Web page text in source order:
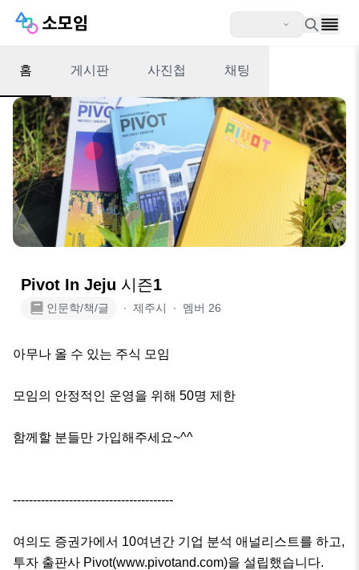
홈 게시판 사진첩 채팅
Pivot In Jeju 시즌1
인문학/책/글 ∙ 제주시 ∙ 멤버 26
아무나 올 수 있는 주식 모임
모임의 안정적인 운영을 위해 50명 제한
함께할 분들만 가입해주세요~^^
----------------------------------------
여의도 증권가에서 10여년간 기업 분석 애널리스트를 하고,
투자 출판사 Pivot(www.pivotand.com)을 설립했습니다.